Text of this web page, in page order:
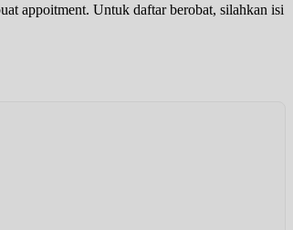
appoitment. Untuk daftar berobat, silahkan isi